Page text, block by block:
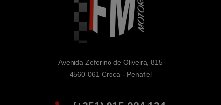
Avenida Zeferino de Oliveira, 815
4560-061 Croca - Penafiel